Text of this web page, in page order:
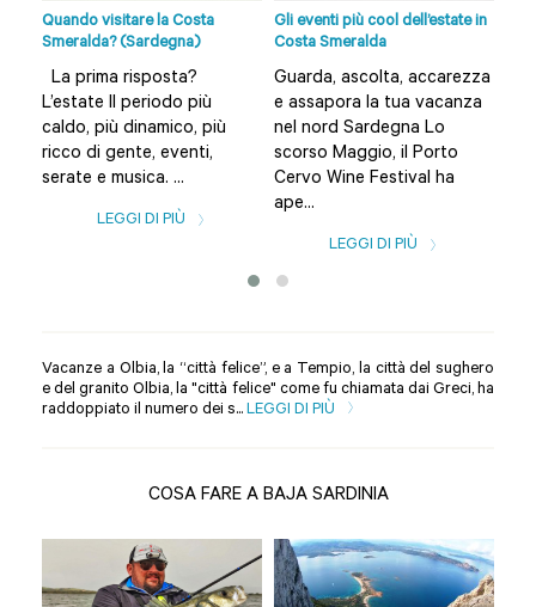
Quando visitare la Costa
Smeralda? (Sardegna)
La prima risposta?
L’estate Il periodo più
caldo, più dinamico, più
ricco di gente, eventi,
serate e musica. ...
LEGGI DI PIÙ
Gli eventi più cool dell’estate in
Costa Smeralda
Guarda, ascolta, accarezza
e assapora la tua vacanza
nel nord Sardegna Lo
scorso Maggio, il Porto
Cervo Wine Festival ha
ape...
LEGGI DI PIÙ
Vacanze a Olbia, la “città felice”, e a Tempio, la città del sughero
e del granito Olbia, la "città felice" come fu chiamata dai Greci, ha
raddoppiato il numero dei s... LEGGI DI PIÙ
COSA FARE A BAJA SARDINIA